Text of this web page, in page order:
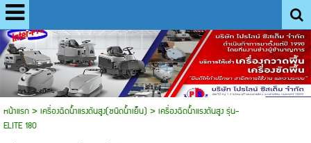
หน้าแรก>เครื่องฉีดน้ำแรงดันสูง(ชนิดน้ำเย็น) >เครื่องฉีดน้ำแรงดันสูง รุ่น-
ELITE 180